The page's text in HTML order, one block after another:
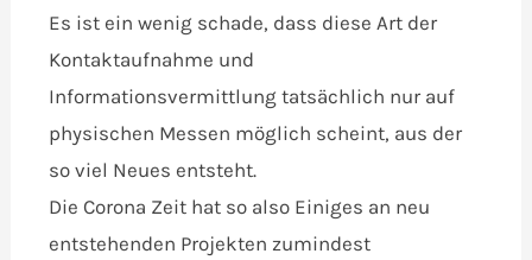
Es ist ein wenig schade, dass diese Art der
Kontaktaufnahme und
Informationsvermittlung tatsächlich nur auf
physischen Messen möglich scheint, aus der
so viel Neues entsteht.
Die Corona Zeit hat so also Einiges an neu
entstehenden Projekten zumindest